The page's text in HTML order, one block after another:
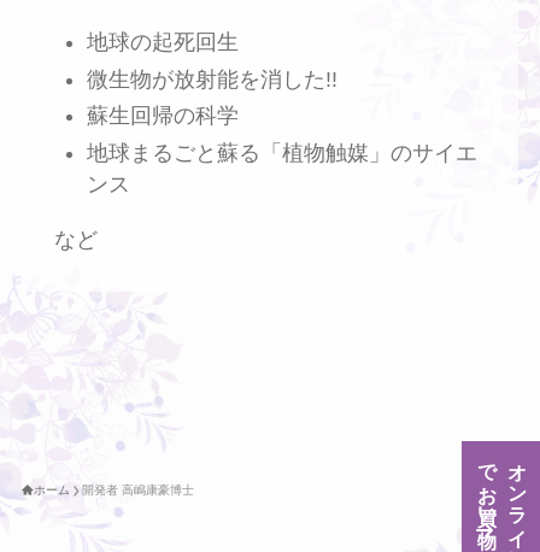
地球の起死回生
微生物が放射能を消した!!
蘇生回帰の科学
地球まるごと蘇る「植物触媒」のサイエ
ンス
など
でお買い物
ホーム 開発者 高嶋康豪博士